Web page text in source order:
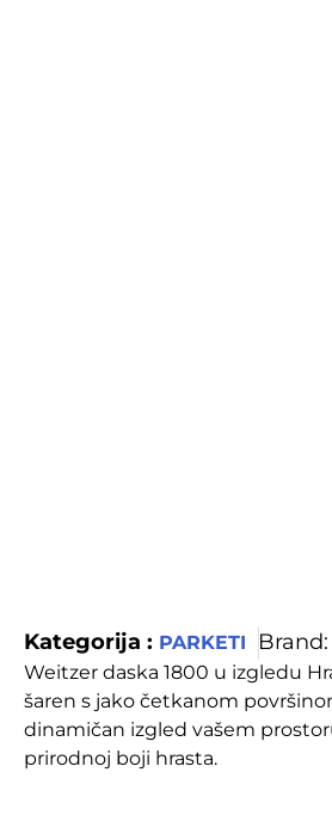
Kategorija : PARKETI Brand:
Weitzer daska 1800 u izgledu
šaren s jako četkanom
dinamičan izgled vašem
prirodnoj boji hrasta.